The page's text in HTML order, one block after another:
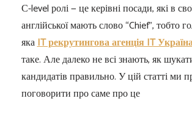
С-level ролі — це керівні посади, які в
англійської мають слово “Chief”, тобто
якаIT рекрутингова агенція IT
таке. Але далеко не всі знають, як
кандидатів правильно. У цій статті ми
поговорити про саме про це